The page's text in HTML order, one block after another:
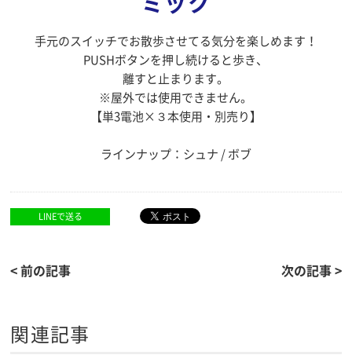
手元のスイッチでお散歩させてる気分を楽しめます！
PUSHボタンを押し続けると歩き、
離すと止まります。
※屋外では使用できません。
【単3電池×３本使用・別売り】
ラインナップ：シュナ / ボブ
LINEで送る
< 前の記事 次の記事 >
関連記事